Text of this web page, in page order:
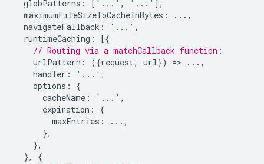
globPatterns : [ '...' , '...' ],
maximumFileSizeToCacheInBytes :
...,
navigateFallback : '...' ,
runtimeCaching :
[{
// Routing via a matchCallback function:
urlPattern : ({request, url}) =>
...,
handler : '...' ,
options :
{
cacheName : '...' ,
expiration :
{
maxEntries :
...,
},
},
},
{